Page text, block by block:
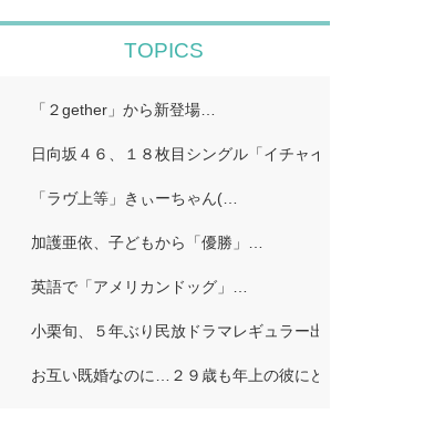
TOPICS
「２gether」から新登場…
日向坂４６、１８枚目シングル「イチャイチャ虫」…
「ラヴ上等」きぃーちゃん(…
加護亜依、子どもから「優勝」…
英語で「アメリカンドッグ」…
小栗旬、５年ぶり民放ドラマレギュラー出演…
お互い既婚なのに…２９歳も年上の彼にどうしようも